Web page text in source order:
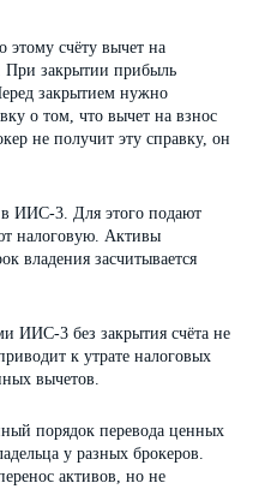
счёту вычет на
При закрытии прибыль
закрытием нужно
о том, что вычет на взнос
не получит эту справку, он
ИИС-3. Для этого подают
налоговую. Активы
владения засчитывается
ИИС-3 без закрытия счёта не
к утрате налоговых
вычетов.
порядок перевода ценных
у разных брокеров.
активов, но не